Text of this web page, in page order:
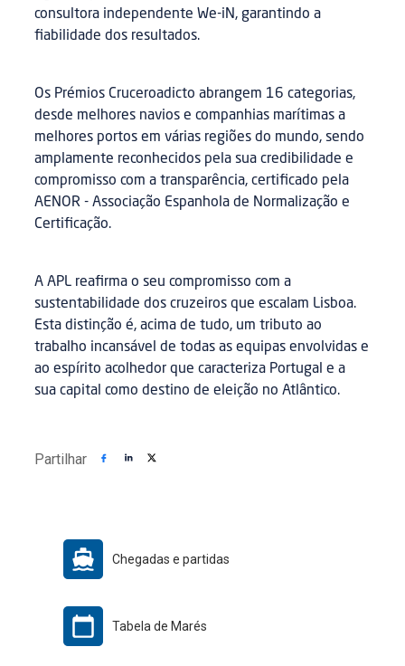
consultora independente We-iN, garantindo a
fiabilidade dos resultados.
Os Prémios Cruceroadicto abrangem 16 categorias,
desde melhores navios e companhias marítimas a
melhores portos em várias regiões do mundo, sendo
amplamente reconhecidos pela sua credibilidade e
compromisso com a transparência, certificado pela
AENOR - Associação Espanhola de Normalização e
Certificação.
A APL reafirma o seu compromisso com a
sustentabilidade dos cruzeiros que escalam Lisboa.
Esta distinção é, acima de tudo, um tributo ao
trabalho incansável de todas as equipas envolvidas e
ao espírito acolhedor que caracteriza Portugal e a
sua capital como destino de eleição no Atlântico.
Partilhar
Chegadas e partidas
Tabela de Marés